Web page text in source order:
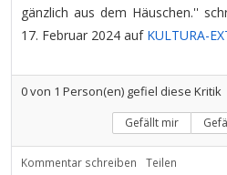
gänzlich aus dem Häuschen.''
17. Februar 2024 auf KULTURA-
0von 1 Person(en) gefiel diese Kritik
Gefällt mir
Kommentar schreiben Teilen